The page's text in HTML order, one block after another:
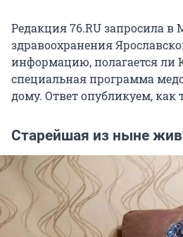
Редакция 76.RU запросила в
здравоохранения
информацию, полагается ли
специальная программа
дому. Ответ опубликуем, как
Старейшая из ныне